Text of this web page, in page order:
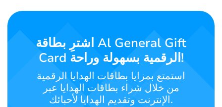
تواصل
اشترِ بطاقة Al General Gift
Card الرقمية بسهولة وراحة!
استمتع بمزايا بطاقات الهدايا الرقمية
من خلال شراء بطاقات الهدايا عبر
الإنترنت وتقديم الهدايا لأحبائك.